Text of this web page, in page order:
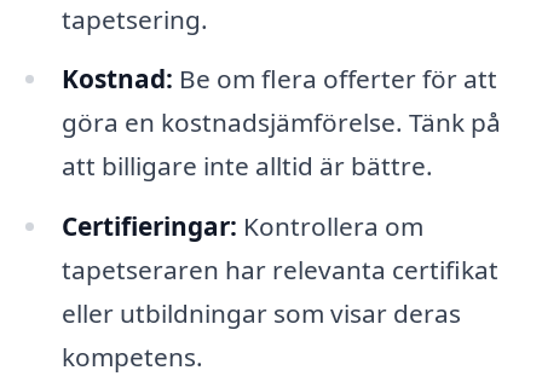
tapetsering.
Kostnad: Be om flera offerter för att
göra en kostnadsjämförelse. Tänk på
att billigare inte alltid är bättre.
Certifieringar: Kontrollera om
tapetseraren har relevanta certifikat
eller utbildningar som visar deras
kompetens.